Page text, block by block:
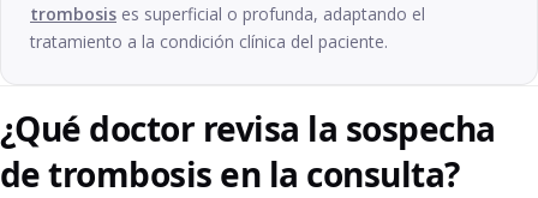
trombosis es superficial o profunda, adaptando el
tratamiento a la condición clínica del paciente.
¿Qué doctor revisa la sospecha
de trombosis en la consulta?